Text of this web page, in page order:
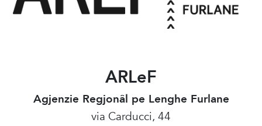
ARLeF
Agjenzie Regjonâl pe Lenghe Furlane
via Carducci, 44